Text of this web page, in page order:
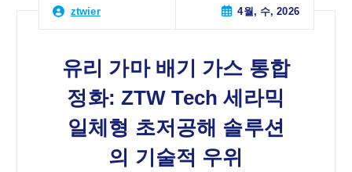
ztwier 4월, 수, 2026
유리 가마 배기 가스 통합
정화: ZTW Tech 세라믹
일체형 초저공해 솔루션
의 기술적 우위